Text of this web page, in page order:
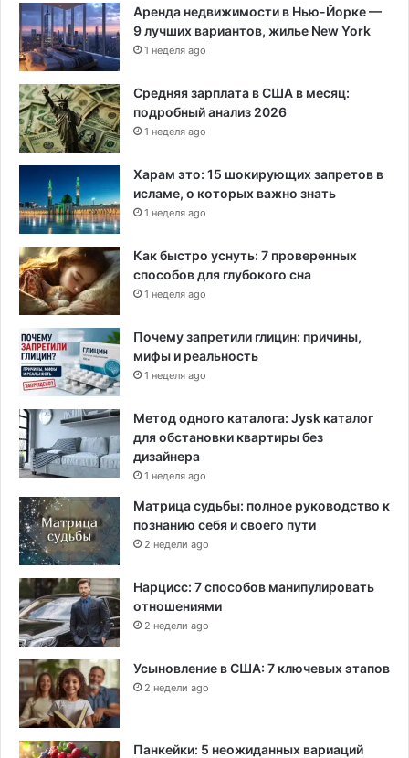
а
в
о
о
х
р
а
н
и
е
л
н
ы
и
о
р
н
а
м
и
Аренда недвижимости в Нью-Йорке —
9 лучших вариантов, жилье New York
1 неделя ago
Средняя зарплата в США в месяц:
подробный анализ 2026
1 неделя ago
Харам это: 15 шокирующих запретов в
исламе, о которых важно знать
1 неделя ago
Как быстро уснуть: 7 проверенных
способов для глубокого сна
1 неделя ago
Почему запретили глицин: причины,
мифы и реальность
1 неделя ago
Метод одного каталога: Jysk каталог
для обстановки квартиры без
дизайнера
1 неделя ago
Матрица судьбы: полное руководство к
познанию себя и своего пути
2 недели ago
Нарцисс: 7 способов манипулировать
отношениями
2 недели ago
Усыновление в США: 7 ключевых этапов
2 недели ago
Панкейки: 5 неожиданных вариаций